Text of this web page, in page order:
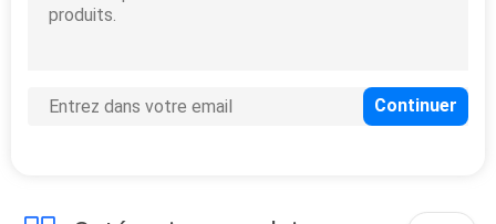
plastique